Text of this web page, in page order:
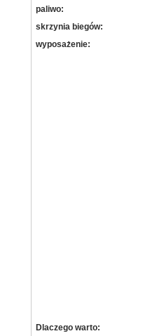
paliwo:
skrzynia biegów:
wyposażenie:
Dlaczego warto: